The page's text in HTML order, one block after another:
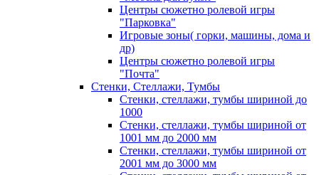
Центры сюжетно ролевой игры
"Парковка"
Игровые зоны( горки, машины, дома и
др)
Центры сюжетно ролевой игры
"Почта"
Стенки, Стеллажи, Тумбы
Стенки, стеллажи, тумбы шириной до
1000
Стенки, стеллажи, тумбы шириной от
1001 мм до 2000 мм
Стенки, стеллажи, тумбы шириной от
2001 мм до 3000 мм